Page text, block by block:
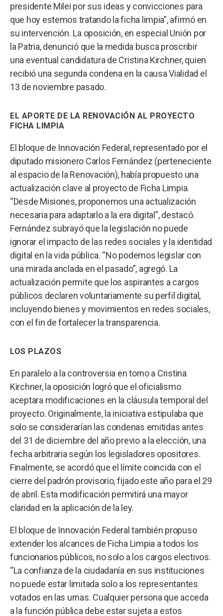
presidente Milei por sus ideas y convicciones para
que hoy estemos tratando la ficha limpia”, afirmó en
su intervención. La oposición, en especial Unión por
la Patria, denunció que la medida busca proscribir
una eventual candidatura de Cristina Kirchner, quien
recibió una segunda condena en la causa Vialidad el
13 de noviembre pasado.
EL APORTE DE LA RENOVACIÓN AL PROYECTO
FICHA LIMPIA
El bloque de Innovación Federal, representado por el
diputado misionero Carlos Fernández (perteneciente
al espacio de la Renovación), había propuesto una
actualización clave al proyecto de Ficha Limpia.
“Desde Misiones, proponemos una actualización
necesaria para adaptarlo a la era digital”, destacó.
Fernández subrayó que la legislación no puede
ignorar el impacto de las redes sociales y la identidad
digital en la vida pública. “No podemos legislar con
una mirada anclada en el pasado”, agregó. La
actualización permite que los aspirantes a cargos
públicos declaren voluntariamente su perfil digital,
incluyendo bienes y movimientos en redes sociales,
con el fin de fortalecer la transparencia.
LOS PLAZOS
En paralelo a la controversia en torno a Cristina
Kirchner, la oposición logró que el oficialismo
aceptara modificaciones en la cláusula temporal del
proyecto. Originalmente, la iniciativa estipulaba que
solo se considerarían las condenas emitidas antes
del 31 de diciembre del año previo a la elección, una
fecha arbitraria según los legisladores opositores.
Finalmente, se acordó que el límite coincida con el
cierre del padrón provisorio, fijado este año para el 29
de abril. Esta modificación permitirá una mayor
claridad en la aplicación de la ley.
El bloque de Innovación Federal también propuso
extender los alcances de Ficha Limpia a todos los
funcionarios públicos, no solo a los cargos electivos.
“La confianza de la ciudadanía en sus instituciones
no puede estar limitada solo a los representantes
votados en las urnas. Cualquier persona que acceda
a la función pública debe estar sujeta a estos